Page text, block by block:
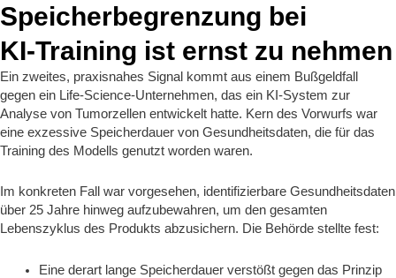
Speicherbegrenzung bei
KI‑Training ist ernst zu nehmen
Ein zweites, praxisnahes Signal kommt aus einem Bußgeldfall
gegen ein Life‑Science‑Unternehmen, das ein KI‑System zur
Analyse von Tumorzellen entwickelt hatte. Kern des Vorwurfs war
eine exzessive Speicherdauer von Gesundheitsdaten, die für das
Training des Modells genutzt worden waren.
Im konkreten Fall war vorgesehen, identifizierbare Gesundheitsdaten
über 25 Jahre hinweg aufzubewahren, um den gesamten
Lebenszyklus des Produkts abzusichern. Die Behörde stellte fest:
Eine derart lange Speicherdauer verstößt gegen das Prinzip